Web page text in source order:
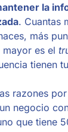
la
. Cuantas
más
es el
tienen
razones
negocio
que tiene